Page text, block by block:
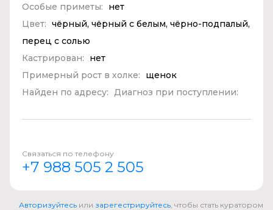
Особые приметы:
нет
Цвет: чёрный, чёрный с белым, чёрно-подпалый,
перец с солью
Кастрирован:
нет
Примерный рост в холке:
щенок
Найден по адресу: Диагноз при поступлении:
Связаться по телефону
+7 988 505 2 505
Авторизуйтесь или зарегестрируйтесь , чтобы стать куратором